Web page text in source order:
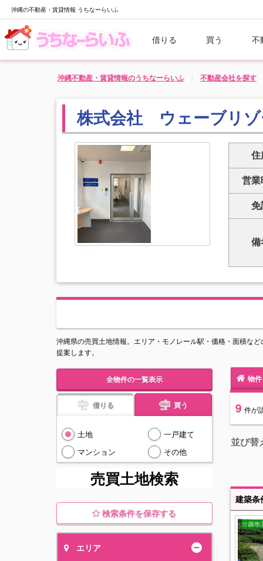
沖縄の不動産・賃貸情報 うちなーらいふ
借りる 買う 不
沖縄不動産・賃貸情報のうちなーらいふ 不動産会社を探す
株式会社 ウェーブリ
住
営
免
備
沖縄県の売買土地情報。エリア・モノレール駅・価格・面積な
提案します。
全物件の一覧表示
借りる 買う
土地
一戸建て
マンション
その他
売買土地検索
検索条件を保存する
エリア
物件
9 件が
並び替